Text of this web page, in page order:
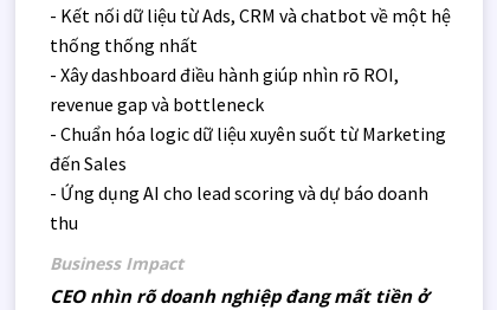
- Kết nối dữ liệu từ Ads, CRM và chatbot về một hệ
thống thống nhất
- Xây dashboard điều hành giúp nhìn rõ ROI,
revenue gap và bottleneck
- Chuẩn hóa logic dữ liệu xuyên suốt từ Marketing
đến Sales
- Ứng dụng AI cho lead scoring và dự báo doanh
thu
CEO nhìn rõ doanh nghiệp đang mất tiền ở
Business Impact